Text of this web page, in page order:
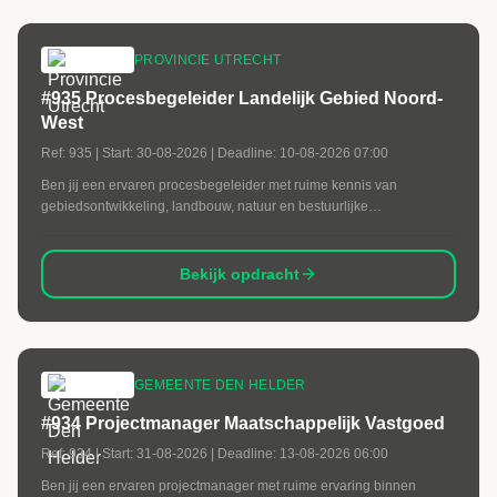
PROVINCIE UTRECHT
#935 Procesbegeleider Landelijk Gebied Noord-
West
Ref: 935 | Start: 30-08-2026 | Deadline: 10-08-2026 07:00
Ben jij een ervaren procesbegeleider met ruime kennis van
gebiedsontwikkeling, landbouw, natuur en bestuurlijke
verschillende stakeholders te verbinden tot een gedragen aanpak?
Dan zijn wij op zoek naar jou.Bekijk opdracht
GEMEENTE DEN HELDER
#934 Projectmanager Maatschappelijk Vastgoed
Ref:934| Start: 31-08-2026 | Deadline: 13-08-2026 06:00
Ben jij een ervaren projectmanager met ruime ervaring binnen